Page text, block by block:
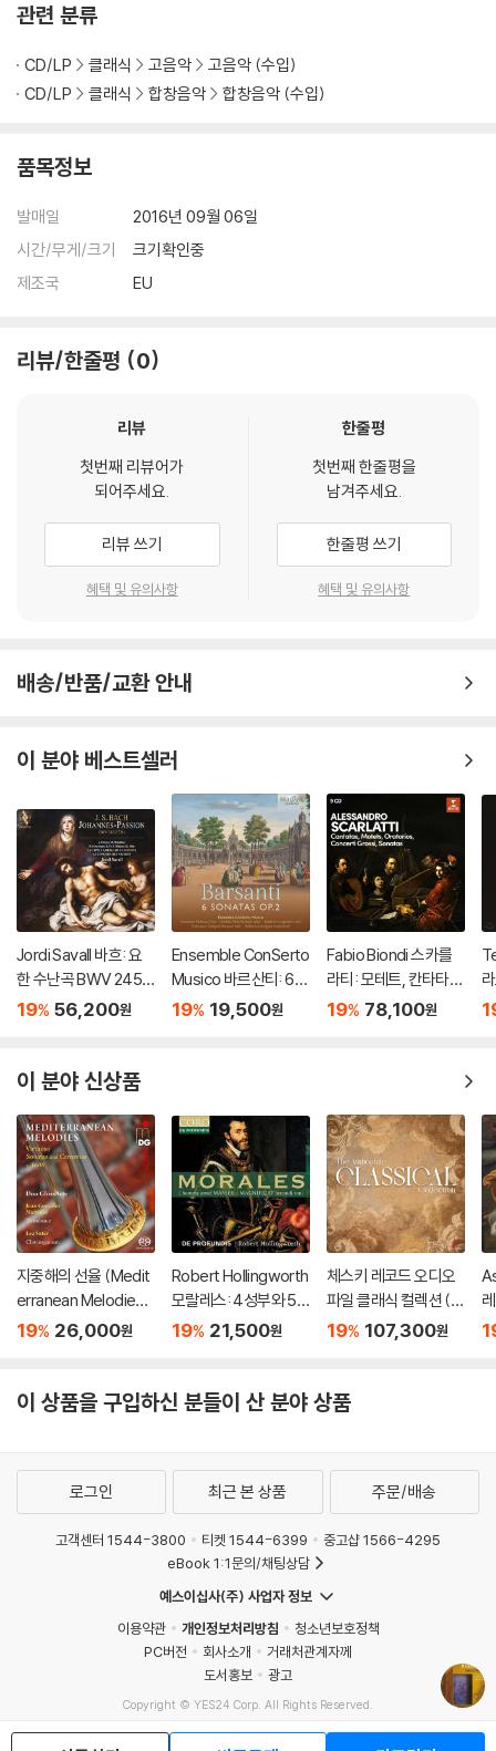
관련 분류
CD/LP 클래식 고음악
고음악 (수입)
CD/LP
클래식 합창음악 합창음악 (수입)
품목정보
발매일
2016년 09월 06일
시간/무게/크기
크기확인중
제조국
EU
리뷰/한줄평 0
리뷰
첫번째 리뷰어가
되어주세요.
리뷰 쓰기
혜택 및 유의사항
한줄평
첫번째 한줄평을
남겨주세요.
한줄평 쓰기
혜택 및 유의사항
배송/반품/교환 안내
이 분야 베스트셀러
Jordi Savall 바흐: 요
한 수난곡 BWV 245
(Bach: Johannes-P
19% 56,200원
Ensemble ConSerto
Musico 바르산티: 6개
의 소나타, Op. 2 (Bars
19% 19,500원
Fabio Biondi 스카를
라티: 모테트, 칸타타,
오리토리오 외 (Scarla
19% 78,100원
이 분야 신상품
지중해의 선율 (Medit
erranean Melodies)
[SACD Hybrid]
19% 26,000원
Robert Hollingworth
모랄레스: 4성부와 5
성부 미사 ‘무장한 사
Masses)
19% 21,500원
체스키 레코드 오디오
파일 클래식 컬렉션 (T
he Audiophile Classi
19% 107,300원
이 상품을 구입하신 분들이 산 분야 상품
로그인 최근 본 상품 주문/배송
고객센터 1544-3800 티켓 1544-6399
중고샵 1566-4295
eBook 1:1문의/채팅상담
예스이십사(주) 사업자 정보
이용약관
개인정보처리방침
청소년보호정책
PC버전
회사소개
거래처관계자께
도서홍보
광고
Copyright © YES24 Corp. All Rights Reserved.